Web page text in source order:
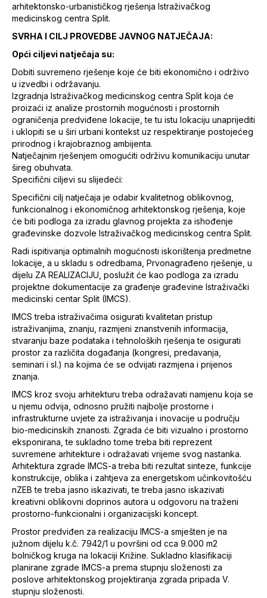
arhitektonsko-urbanističkog rješenja Istraživačkog
medicinskog centra Split.
SVRHA I CILJ PROVEDBE JAVNOG NATJEČAJA:
Opći ciljevi natječaja su:
Dobiti suvremeno rješenje koje će biti ekonomično i održivo
u izvedbi i održavanju.
Izgradnja Istraživačkog medicinskog centra Split koja će
proizaći iz analize prostornih mogućnosti i prostornih
ograničenja predviđene lokacije, te tu istu lokaciju unaprijediti
i uklopiti se u širi urbani kontekst uz respektiranje postojećeg
prirodnog i krajobraznog ambijenta.
Natječajnim rješenjem omogućiti održivu komunikaciju unutar
šireg obuhvata.
Specifični ciljevi su slijedeći:
Specifični cilj natječaja je odabir kvalitetnog oblikovnog,
funkcionalnog i ekonomičnog arhitektonskog rješenja, koje
će biti podloga za izradu glavnog projekta za ishođenje
građevinske dozvole Istraživačkog medicinskog centra Split.
Radi ispitivanja optimalnih mogućnosti iskorištenja predmetne
lokacije, a u skladu s odredbama, Prvonagrađeno rješenje, u
dijelu ZA REALIZACIJU, poslužit će kao podloga za izradu
projektne dokumentacije za građenje građevine Istraživački
medicinski centar Split (IMCS).
IMCS treba istraživačima osigurati kvalitetan pristup
istraživanjima, znanju, razmjeni znanstvenih informacija,
stvaranju baze podataka i tehnoloških rješenja te osigurati
prostor za različita događanja (kongresi, predavanja,
seminari i sl.) na kojima će se odvijati razmjena i prijenos
znanja.
IMCS kroz svoju arhitekturu treba odražavati namjenu koja se
u njemu odvija, odnosno pružiti najbolje prostorne i
infrastrukturne uvjete za istraživanja i inovacije u području
bio-medicinskih znanosti. Zgrada će biti vizualno i prostorno
eksponirana, te sukladno tome treba biti reprezent
suvremene arhitekture i odražavati vrijeme svog nastanka.
Arhitektura zgrade IMCS-a treba biti rezultat sinteze, funkcije
konstrukcije, oblika i zahtjeva za energetskom učinkovitošću
nZEB te treba jasno iskazivati, te treba jasno iskazivati
kreativni oblikovni doprinos autora u odgovoru na traženi
prostorno-funkcionalni i organizacijski koncept.
Prostor predviđen za realizaciju IMCS-a smješten je na
južnom dijelu k.č. 7942/1 u površini od cca 9.000 m2
bolničkog kruga na lokaciji Križine. Sukladno klasifikaciji
planirane zgrade IMCS-a prema stupnju složenosti za
poslove arhitektonskog projektiranja zgrada pripada V.
stupnju složenosti.